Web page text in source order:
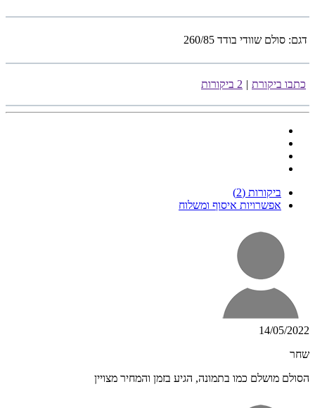
דגם: סולם שוודי בודד 260/85
כתבו ביקורת | 2 ביקורות
ביקורות (2)
אפשרויות איסוף ומשלוח
14/05/2022
שחר
הסולם מושלם כמו בתמונה, הגיע בזמן והמחיר מצויין